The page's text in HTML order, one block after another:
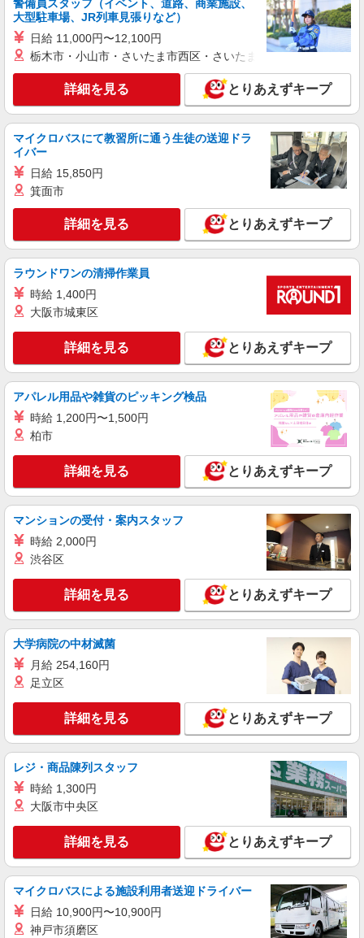
時給1,300円〜1,400円 ★週払いOK（規定あ
り） ※給与幅は経験・能力による
栃木県栃木市 【最寄駅】東武日光線「静和
駅」 ★勤務地は3000ヶ所以上★ 自宅から通いや
すいエリアなど、お好きな勤務地をお選び下さ
い！！
キープ 詳細を見る
アルバイト パート 派遣社員 紹介予定派遣
日研トータルソーシング株式会社 メディカルケア事業部/宇都宮オフ
ィス
介護スタッフ／資格あり or 経験者
給1,330円〜 ◆初任者研修・未経験：時給1,330
円〜 ◆初任者研修・経験者：時給1,350円〜 ◆介
護福祉士：時給1,400円〜 ※経験者は3ヶ月以上 ※
給与幅は経験・能力による ★週払いOK（規定あ
り）
栃木県栃木市 【最寄駅】東武日光線「合戦場
駅」 ★勤務地は3000ヶ所以上★ 自宅から通いや
すいエリアなど、お好きな勤務地をお選び下さ
い！！
キープ 詳細を見る
日研トータルソーシング株式会社 メディカルケア事業部/宇都宮オフ
介護スタッフ／資格あり or 経験者
時給1,330円〜1,400円 ◆無資格・経験者：時
給1,330円〜 ◆初任者研修・未経験：時給1,330
円〜 ◆初任者研修・経験者：時給1,350円〜 ◆介
給与幅は経験・能力による ★週払いOK（規定あ
り）
栃木県栃木市 【最寄駅】東武日光線「静和
すいエリアなど、お好きな勤務地をお選び下さ
い！！
キープ 詳細を見る
派遣社員
（株）ウィルオブ・ワークCW 宇都宮支店/ms090101
時給1500円 ◆前払い・日払い・週払いOK
栃木県栃木市
キープ 詳細を見る
派遣社員
株式会社kotrio /●UT-H-1981041
<栃木市>高時給&シフト柔軟でいいとこ取り♪
サ高住の補助STAFF
時給1500円〜2125円 ＜日払い有/週払い有/交
通費全支給(ガソリン代含む)＞
栃木市 ＊最寄り駅：新栃木
キープ 詳細を見る
パート 派遣社員
日研トータルソーシング株式会社 メディカルケア事業部/宇都宮オフ
ィス
介護スタッフ／資格あり or 経験者
時給1,330円〜1,400円 ◆無資格・経験者：時
給1,330円〜 ◆初任者研修・未経験：時給1,330
警備員スタッフ（イベント、道路、商業施設、
大型駐車場、JR列車見張りなど）
日給 11,000円〜12,100円
栃木市・小山市・さいたま市西区・さいたま市岩槻区・久喜市・
詳細を見る とりあえずキープ
マイクロバスにて教習所に通う生徒の送迎ドラ
イバー
日給 15,850円
箕面市
詳細を見る とりあえずキープ
ラウンドワンの清掃作業員
時給 1,400円
大阪市城東区
詳細を見る とりあえずキープ
アパレル用品や雑貨のピッキング検品
時給 1,200円〜1,500円
柏市
詳細を見る とりあえずキープ
マンションの受付・案内スタッフ
時給 2,000円
渋谷区
詳細を見る とりあえずキープ
大学病院の中材滅菌
月給 254,160円
足立区
詳細を見る とりあえずキープ
レジ・商品陳列スタッフ
時給 1,300円
大阪市中央区
詳細を見る とりあえずキープ
マイクロバスによる施設利用者送迎ドライバー
日給 10,900円〜10,900円
神戸市須磨区